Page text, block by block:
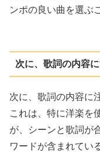
ンポの良い曲を選ぶ
次に、歌詞の内容
次に、歌詞の内容に
これは、特に洋楽を
が、シーンと歌詞が
ワードが含まれてい